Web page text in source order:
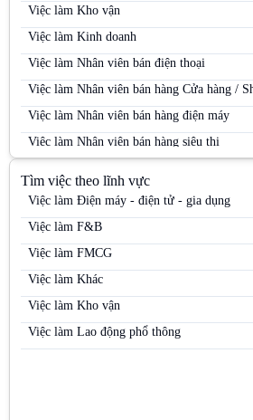
Việc làm Kho vận
Việc làm Kinh doanh
Việc làm Nhân viên bán điện thoại
Việc làm Nhân viên bán hàng Cửa hàng /
Việc làm Nhân viên bán hàng điện máy
Việc làm Nhân viên bán hàng siêu thị
Việc làm Nhân viên bán hàng trung tâm
Việc làm Nhân viên kinh doanh
Việc làm Nhân viên kinh doanh điện máy
Việc làm Nhân viên kinh doanh hàng tiêu
Việc làm Nhân viên kinh doanh kênh MT
Việc làm Nhân viên kinh doanh mỹ phẩm
Việc làm Nhân viên kinh doanh thị trường
Tìm việc theo lĩnh vực
Việc làm Điện máy - điện tử - gia dụng
Việc làm F&B
Việc làm FMCG
Việc làm Khác
Việc làm Kho vận
Việc làm Lao động phổ thông